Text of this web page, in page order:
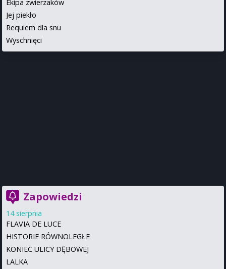
Ekipa zwierzaków
Jej piekło
Requiem dla snu
Wyschnięci
Zapowiedzi
14 sierpnia
FLAVIA DE LUCE
HISTORIE RÓWNOLEGŁE
KONIEC ULICY DĘBOWEJ
LALKA